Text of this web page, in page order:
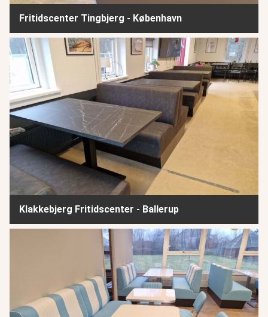
Fritidscenter Tingbjerg - København
Klakkebjerg Fritidscenter - Ballerup
Klakkebjerg Fritidscenter - Ballerup
Klub Blovstrød - Allerød Kommune